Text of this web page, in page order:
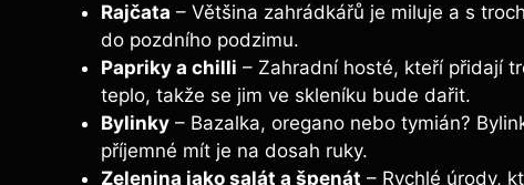
Rajčata – Většina zahrádkářů je miluje a s
do pozdního podzimu.
Papriky a chilli – Zahradní hosté, kteří přidají
teplo, takže se jim ve skleníku bude dařit.
Bylinky – Bazalka, oregano nebo tymián?
příjemné mít je na dosah ruky.
Zelenina jako salát a špenát – Rychlé úrody,